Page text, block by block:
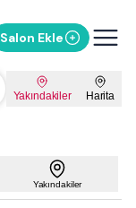
Salon Ekle
Yakındakiler Harita
Yakındakiler